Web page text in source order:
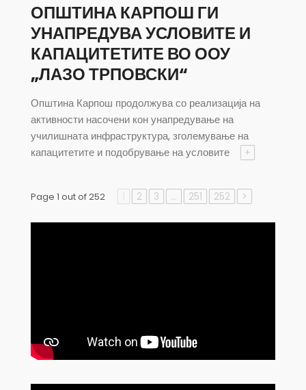
ОПШТИНА КАРПОШ ГИ
УНАПРЕДУВА УСЛОВИТЕ И
КАПАЦИТЕТИТЕ ВО ООУ
„ЛАЗО ТРПОВСКИ“
Општина Карпош продолжува со реализација на
активности насочени кон унапредување на
училишната инфраструктура, зголемување на
капацитетите и подобрување на условите
+
Page 1 out of 252 2 3 … 251 252 >